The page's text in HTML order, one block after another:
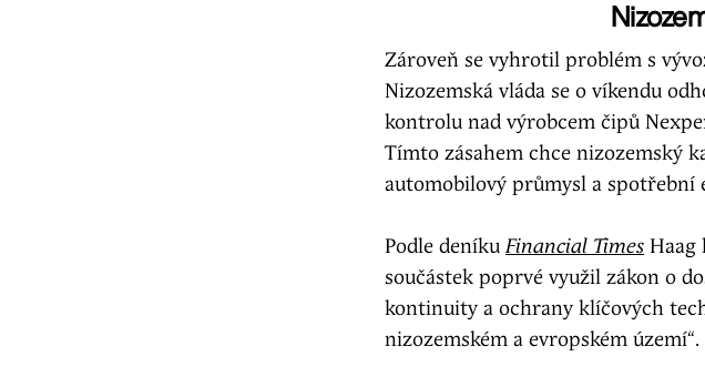
Zároveň se vyhrotil problém s
Nizozemská vláda se o víkendu
kontrolu nad výrobcem čipů
Tímto zásahem chce nizozemský
automobilový průmysl a spotřební
Podle deníkuFinancial Times Haag
součástek poprvé využil zákon o
kontinuity a ochrany klíčových
nizozemském a evropském území“.